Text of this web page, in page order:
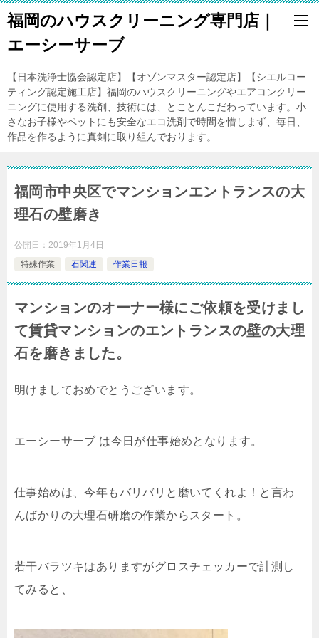
福岡のハウスクリーニング専門店｜
エーシーサーブ
【日本洗浄士協会認定店】【オゾンマスター認定店】【シエルコー
ティング認定施工店】福岡のハウスクリーニングやエアコンクリー
ニングに使用する洗剤、技術には、とことんこだわっています。小
さなお子様やペットにも安全なエコ洗剤で時間を惜しまず、毎日、
作品を作るように真剣に取り組んでおります。
福岡市中央区でマンションエントランスの大
理石の壁磨き
公開日： 2019年1月4日
特殊作業
石関連 作業日報
マンションのオーナー様にご依頼を受けまし
て賃貸マンションのエントランスの壁の大理
石を磨きました。
明けましておめでとうございます。
エーシーサーブ は今日が仕事始めとなります。
仕事始めは、今年もバリバリと磨いてくれよ！と言わ
んばかりの大理石研磨の作業からスタート。
若干バラツキはありますがグロスチェッカーで計測し
てみると、